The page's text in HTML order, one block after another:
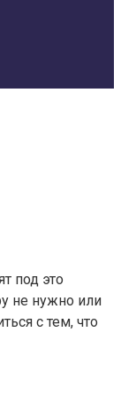
под это
не нужно или
с тем, что